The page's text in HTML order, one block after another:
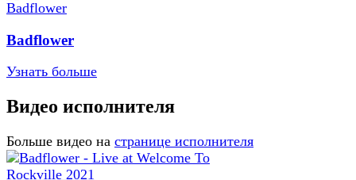
Badflower
Узнать больше
Видео исполнителя
Больше видео на странице исполнителя